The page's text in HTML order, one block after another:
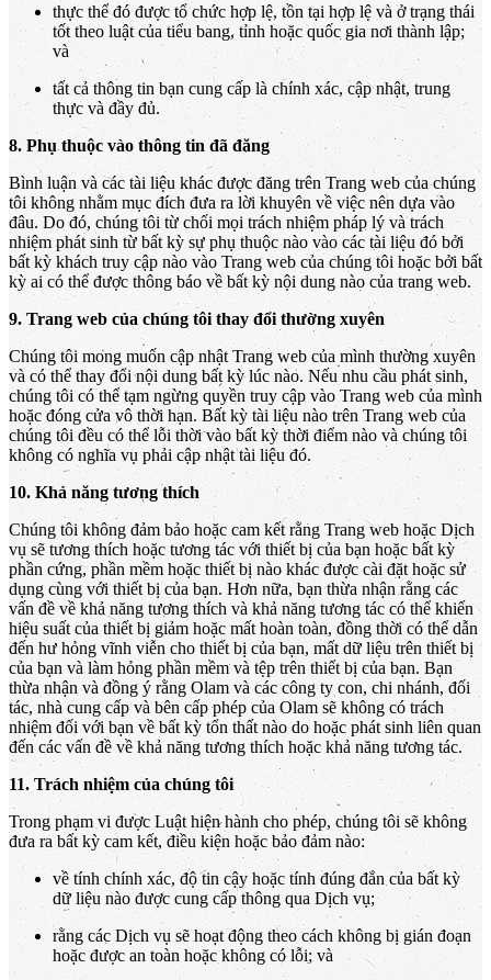
thực thể đó được tổ chức hợp lệ, tồn tại hợp lệ và ở trạng thái
tốt theo luật của tiểu bang, tỉnh hoặc quốc gia nơi thành lập;
và
tất cả thông tin bạn cung cấp là chính xác, cập nhật, trung
thực và đầy đủ.
8. Phụ thuộc vào thông tin đã đăng
Bình luận và các tài liệu khác được đăng trên Trang web của chúng
tôi không nhằm mục đích đưa ra lời khuyên về việc nên dựa vào
đâu. Do đó, chúng tôi từ chối mọi trách nhiệm pháp lý và trách
nhiệm phát sinh từ bất kỳ sự phụ thuộc nào vào các tài liệu đó bởi
bất kỳ khách truy cập nào vào Trang web của chúng tôi hoặc bởi bất
kỳ ai có thể được thông báo về bất kỳ nội dung nào của trang web.
9. Trang web của chúng tôi thay đổi thường xuyên
Chúng tôi mong muốn cập nhật Trang web của mình thường xuyên
và có thể thay đổi nội dung bất kỳ lúc nào. Nếu nhu cầu phát sinh,
chúng tôi có thể tạm ngừng quyền truy cập vào Trang web của mình
hoặc đóng cửa vô thời hạn. Bất kỳ tài liệu nào trên Trang web của
chúng tôi đều có thể lỗi thời vào bất kỳ thời điểm nào và chúng tôi
không có nghĩa vụ phải cập nhật tài liệu đó.
10. Khả năng tương thích
Chúng tôi không đảm bảo hoặc cam kết rằng Trang web hoặc Dịch
vụ sẽ tương thích hoặc tương tác với thiết bị của bạn hoặc bất kỳ
phần cứng, phần mềm hoặc thiết bị nào khác được cài đặt hoặc sử
dụng cùng với thiết bị của bạn. Hơn nữa, bạn thừa nhận rằng các
vấn đề về khả năng tương thích và khả năng tương tác có thể khiến
hiệu suất của thiết bị giảm hoặc mất hoàn toàn, đồng thời có thể dẫn
đến hư hỏng vĩnh viễn cho thiết bị của bạn, mất dữ liệu trên thiết bị
của bạn và làm hỏng phần mềm và tệp trên thiết bị của bạn. Bạn
thừa nhận và đồng ý rằng Olam và các công ty con, chi nhánh, đối
tác, nhà cung cấp và bên cấp phép của Olam sẽ không có trách
nhiệm đối với bạn về bất kỳ tổn thất nào do hoặc phát sinh liên quan
đến các vấn đề về khả năng tương thích hoặc khả năng tương tác.
11. Trách nhiệm của chúng tôi
Trong phạm vi được Luật hiện hành cho phép, chúng tôi sẽ không
đưa ra bất kỳ cam kết, điều kiện hoặc bảo đảm nào:
về tính chính xác, độ tin cậy hoặc tính đúng đắn của bất kỳ
dữ liệu nào được cung cấp thông qua Dịch vụ;
rằng các Dịch vụ sẽ hoạt động theo cách không bị gián đoạn
hoặc được an toàn hoặc không có lỗi; và